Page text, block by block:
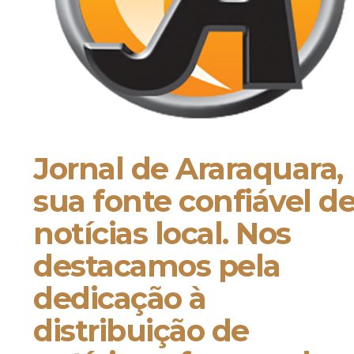
Jornal de Araraquara,
sua fonte confiável
notícias local. Nos
destacamos pela
dedicação à
distribuição de